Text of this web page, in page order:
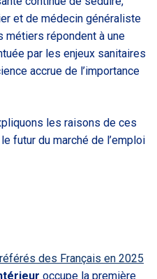
et de médecin généraliste
métiers répondent à une
par les enjeux sanitaires
accrue de l’importance
les raisons de ces
futur du marché de l’emploi
des Français en 2025
occupe la première